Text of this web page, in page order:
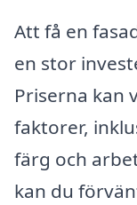
Att få en
en stor
Priserna kan
faktorer,
färg och
kan du